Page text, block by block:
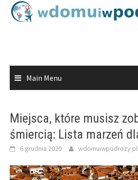
Skip
Main Menu
Miejsca, które musisz
śmiercią: Lista marzeń
6 grudnia 2020 wdomuiwpodrozy.pl